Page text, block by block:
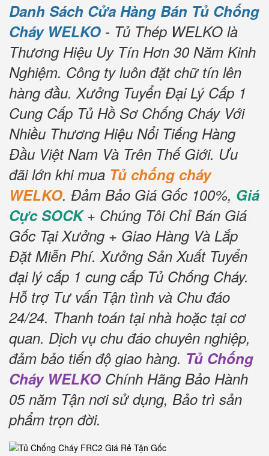
Danh Sách Cửa Hàng Bán Tủ Chống
Cháy WELKO - Tủ Thép WELKO là
Thương Hiệu Uy Tín Hơn 30 Năm Kinh
Nghiệm. Công ty luôn đặt chữ tín lên
hàng đầu. Xưởng Tuyển Đại Lý Cấp 1
Cung Cấp Tủ Hồ Sơ Chống Cháy Với
Nhiều Thương Hiệu Nổi Tiếng Hàng
Đầu Việt Nam Và Trên Thế Giới. Ưu
đãi lớn khi mua Tủ chống cháy
WELKO. Đảm Bảo Giá Gốc 100%, Giá
Cực SOCK+ Chúng Tôi Chỉ Bán Giá
Gốc Tại Xưởng + Giao Hàng Và Lắp
Đặt Miễn Phí. Xưởng Sản Xuất Tuyển
đại lý cấp 1 cung cấp Tủ Chống Cháy.
Hỗ trợ Tư vấn Tận tình và Chu đáo
24/24. Thanh toán tại nhà hoặc tại cơ
quan. Dịch vụ chu đáo chuyên nghiệp,
đảm bảo tiến độ giao hàng. Tủ Chống
Cháy WELKO Chính Hãng Bảo Hành
05 năm Tận nơi sử dụng, Bảo trì sản
phẩm trọn đời.